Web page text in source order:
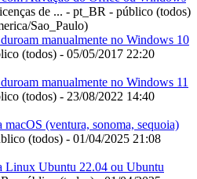
de ... - pt_BR - público (todos)
Sao_Paulo)
manualmente no Windows 10
(todos) - 05/05/2017 22:20
manualmente no Windows 11
(todos) - 23/08/2022 14:40
(ventura, sonoma, sequoia)
(todos) - 01/04/2025 21:08
Linux Ubuntu 22.04 ou Ubuntu